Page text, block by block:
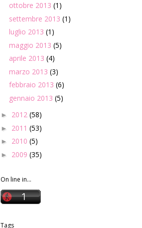
ottobre 2013 (1)
settembre 2013 (1)
luglio 2013 (1)
maggio 2013 (5)
aprile 2013 (4)
marzo 2013 (3)
febbraio 2013 (6)
gennaio 2013 (5)
► 2012 (58)
► 2011 (53)
► 2010 (5)
► 2009 (35)
On line in...
Tags